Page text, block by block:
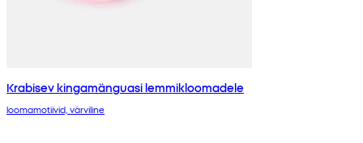
Krabisev kingamänguasi lemmikloomadele
loomamotiivid, värviline